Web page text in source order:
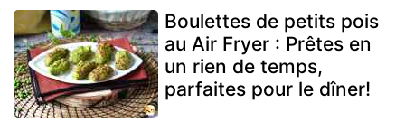
Boulettes de petits pois
au Air Fryer : Prêtes en
un rien de temps,
parfaites pour le dîner!